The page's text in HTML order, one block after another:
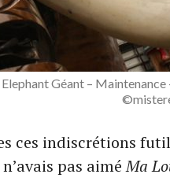
Elephant Géant – Maintenance
ces indiscrétions
pas aiméMa